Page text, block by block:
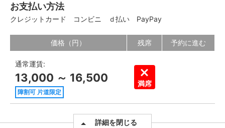
お支払い方法
クレジットカード コンビニ ｄ払い PayPay
価格（円） 残席 予約に進む
通常運賃:
13,000 ～ 16,500
障割可 片道限定
満席
詳細を閉じる